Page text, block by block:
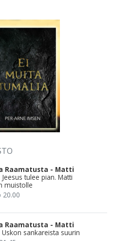
Raamatusta - Matti
Jeesus tulee pian. Matti
muistolle
20.00
Raamatusta - Matti
Uskon sankareista suurin